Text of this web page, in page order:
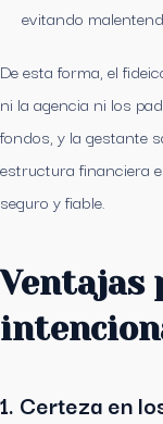
evitando
De esta forma, el
ni la agencia ni los
fondos, y la gestante
estructura financiera
seguro y fiable.
Ventajas
1. Certeza en